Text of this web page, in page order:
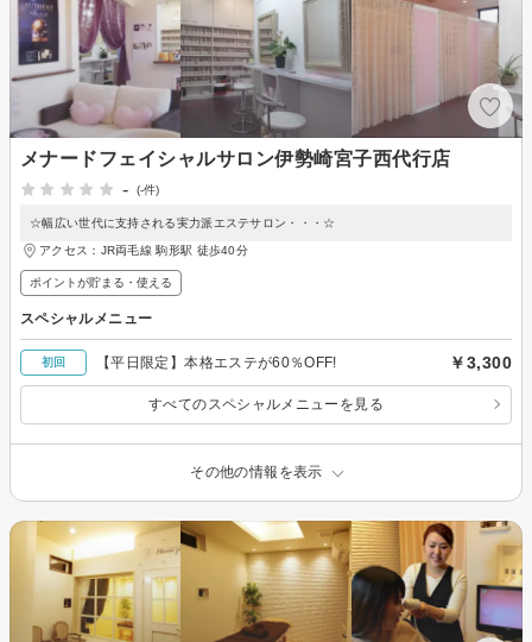
メナードフェイシャルサロン伊勢崎宮子西代行店
-
(-件)
☆幅広い世代に支持される実力派エステサロン・・・☆
アクセス：JR両毛線 駒形駅 徒歩40分
ポイントが貯まる・使える
スペシャルメニュー
初回 【平日限定】本格エステが60％OFF! ￥3,300
すべてのスペシャルメニューを見る
その他の情報を表示